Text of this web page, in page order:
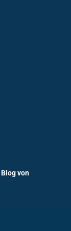
Blog von